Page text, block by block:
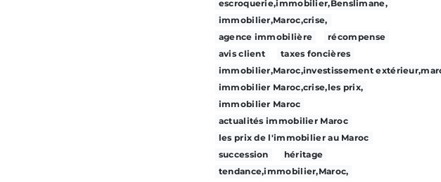
escroquerie,immobilier,Benslimane,
immobilier,Maroc,crise,
agence immobilière
récompense
avis client
taxes foncières
immobilier,Maroc,investissement
immobilier Maroc,crise,les prix,
immobilier Maroc
actualités immobilier Maroc
les prix de l'immobilier au Maroc
succession
héritage
tendance,immobilier,Maroc,